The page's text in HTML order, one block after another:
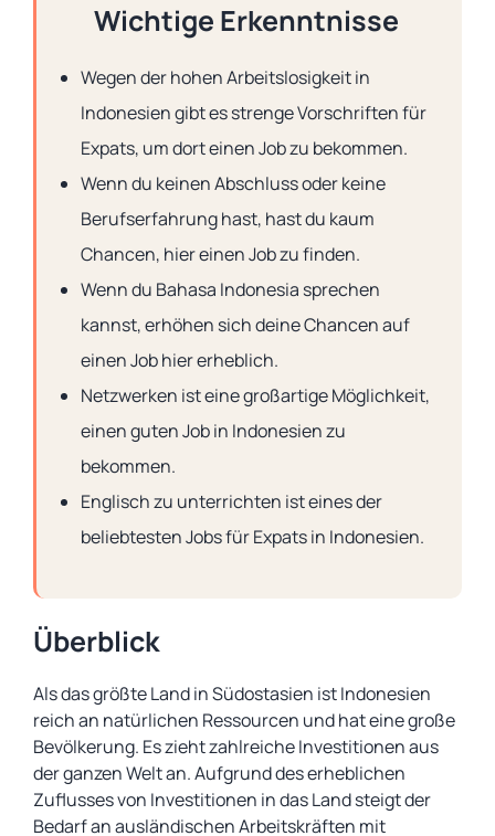
Wichtige Erkenntnisse
Wegen der hohen Arbeitslosigkeit in
Indonesien gibt es strenge Vorschriften für
Expats, um dort einen Job zu bekommen.
Wenn du keinen Abschluss oder keine
Berufserfahrung hast, hast du kaum
Chancen, hier einen Job zu finden.
Wenn du Bahasa Indonesia sprechen
kannst, erhöhen sich deine Chancen auf
einen Job hier erheblich.
Netzwerken ist eine großartige Möglichkeit,
einen guten Job in Indonesien zu
bekommen.
Englisch zu unterrichten ist eines der
beliebtesten Jobs für Expats in Indonesien.
Überblick
Als das größte Land in Südostasien ist Indonesien
reich an natürlichen Ressourcen und hat eine große
Bevölkerung. Es zieht zahlreiche Investitionen aus
der ganzen Welt an. Aufgrund des erheblichen
Zuflusses von Investitionen in das Land steigt der
Bedarf an ausländischen Arbeitskräften mit